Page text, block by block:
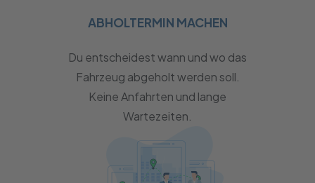
ABHOLTERMIN MACHEN
Du entscheidest wann und wo das
Fahrzeug abgeholt werden soll.
Keine Anfahrten und lange
Wartezeiten.